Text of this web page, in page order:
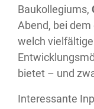
Baukollegiums,
Abend, bei
welch
bietet – und
Interessante